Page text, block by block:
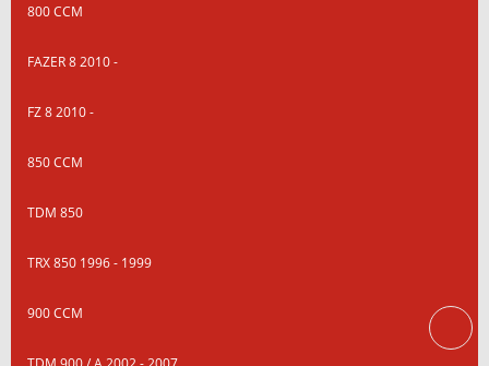
800 CCM
FAZER 8 2010 -
FZ 8 2010 -
850 CCM
TDM 850
TRX 850 1996 - 1999
900 CCM